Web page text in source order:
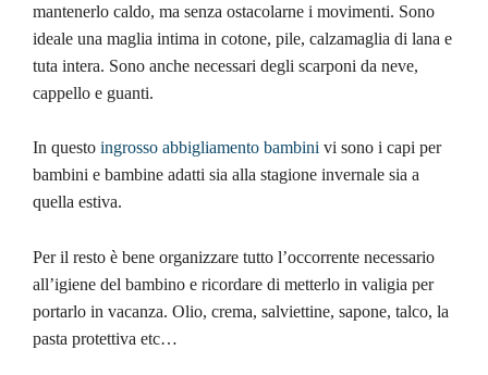
mantenerlo caldo, ma senza ostacolarne i movimenti. Sono
ideale una maglia intima in cotone, pile, calzamaglia di lana e
tuta intera. Sono anche necessari degli scarponi da neve,
cappello e guanti.
In questo ingrosso abbigliamento bambini vi sono i capi per
bambini e bambine adatti sia alla stagione invernale sia a
quella estiva.
Per il resto è bene organizzare tutto l’occorrente necessario
all’igiene del bambino e ricordare di metterlo in valigia per
portarlo in vacanza. Olio, crema, salviettine, sapone, talco, la
pasta protettiva etc…